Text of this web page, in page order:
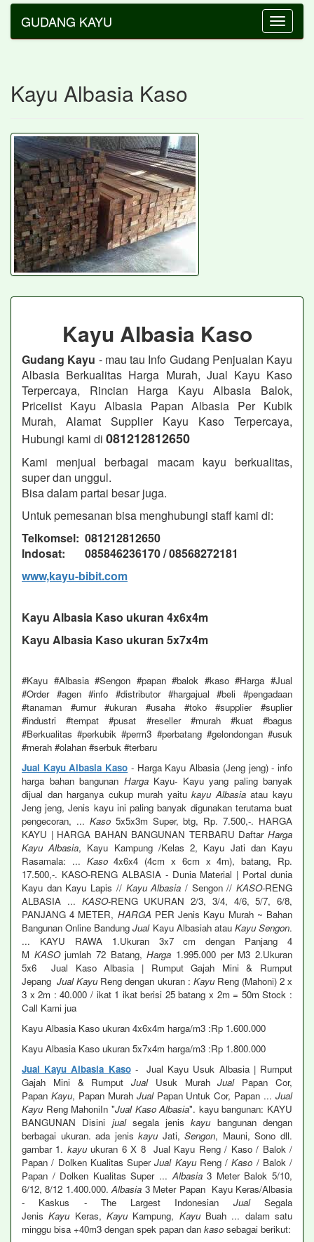
Toggle
GUDANG KAYU
Kayu Albasia Kaso
Kayu Albasia Kaso
Gudang Kayu - mau tau Info Gudang Penjualan Kayu
Albasia Berkualitas Harga Murah, Jual Kayu Kaso
Terpercaya, Rincian Harga Kayu Albasia Balok,
Pricelist Kayu Albasia Papan Albasia Per Kubik
Murah, Alamat Supplier Kayu Kaso Terpercaya,
Hubungi kami di 081212812650
Kami menjual berbagai macam kayu berkualitas,
super dan unggul.
Bisa dalam partai besar juga.
Untuk pemesanan bisa menghubungi staff kami di:
Telkomsel: 081212812650
Indosat: 085846236170 / 08568272181
www,kayu-bibit.com
Kayu Albasia Kaso ukuran 4x6x4m
Kayu Albasia Kaso ukuran 5x7x4m
#Kayu #Albasia #Sengon #papan #balok #kaso #Harga #Jual
#Order #agen #info #distributor #hargajual #beli #pengadaan
#tanaman #umur #ukuran #usaha #toko #supplier #suplier
#industri #tempat #pusat #reseller #murah #kuat #bagus
#Berkualitas #perkubik #perm3 #perbatang #gelondongan #usuk
#merah #olahan #serbuk #terbaru
Jual Kayu Albasia Kaso - Harga Kayu Albasia (Jeng jeng) - info
harga bahan bangunan HargaKayu- Kayu yang paling banyak
dijual dan harganya cukup murah yaitukayu Albasiaatau kayu
Jeng jeng, Jenis kayu ini paling banyak digunakan terutama buat
pengecoran, ... Kaso5x5x3m Super, btg, Rp. 7.500,-. HARGA
KAYU | HARGA BAHAN BANGUNAN TERBARU Daftar Harga
Kayu Albasia, Kayu Kampung /Kelas 2, Kayu Jati dan Kayu
Rasamala: ... Kaso4x6x4 (4cm x 6cm x 4m), batang, Rp.
17.500,-. KASO-RENG ALBASIA - Dunia Material | Portal dunia
Kayu dan Kayu Lapis // Kayu Albasia / Sengon //KASO-RENG
ALBASIA ... KASO-RENG UKURAN 2/3, 3/4, 4/6, 5/7, 6/8,
PANJANG 4 METER, HARGA PER Jenis Kayu Murah ~ Bahan
Bangunan Online BandungJualKayu Albasiah atau Kayu Sengon.
... KAYU RAWA 1.Ukuran 3x7 cm dengan Panjang 4
M KASOjumlah 72 Batang,Harga 1.995.000 per M3 2.Ukuran
5x6 Jual Kaso Albasia | Rumput Gajah Mini & Rumput
JepangJual KayuReng dengan ukuran : KayuReng (Mahoni) 2 x
3 x 2m : 40.000 / ikat 1 ikat berisi 25 batang x 2m = 50m Stock :
Call Kami jua
Kayu Albasia Kaso ukuran 4x6x4m harga/m3 :Rp 1.600.000
Kayu Albasia Kaso ukuran 5x7x4m harga/m3 :Rp 1.800.000
Jual Kayu Albasia Kaso- Jual Kayu Usuk Albasia | Rumput
Gajah Mini & RumputJualUsuk MurahJualPapan Cor,
Papan Kayu, Papan Murah JualPapan Untuk Cor, Papan ...Jual
KayuReng MahoniIn "Jual Kaso Albasia". kayu bangunan: KAYU
BANGUNAN Disini jualsegala jeniskayubangunan dengan
berbagai ukuran. ada jeniskayuJati,Sengon, Mauni, Sono dll.
gambar 1. kayuukuran 6 X 8 Jual Kayu Reng / Kaso / Balok /
Papan / Dolken Kualitas SuperJual KayuReng /Kaso / Balok /
Papan / Dolken Kualitas Super ...Albasia3 Meter Balok 5/10,
6/12, 8/12 1.400.000.Albasia 3 Meter Papan Kayu Keras/Albasia
- Kaskus - The Largest Indonesian JualSegala
JenisKayuKeras,KayuKampung, KayuBuah ... dalam satu
minggu bisa +40m3 dengan spek papan dan kaso sebagai berikut: